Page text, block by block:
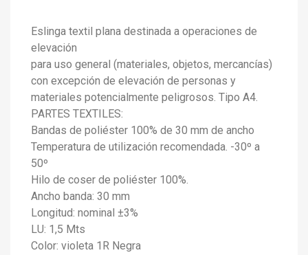
Crear una llista de desitjos
Connectar-se
Eslinga textil plana destinada a operaciones de
elevación
para uso general (materiales, objetos, mercancías)
con excepción de elevación de personas y
materiales potencialmente peligrosos. Tipo A4.
PARTES TEXTILES:
Bandas de poliéster 100% de 30 mm de ancho
Temperatura de utilización recomendada. -30º a
50º
Hilo de coser de poliéster 100%.
Ancho banda: 30 mm
Longitud: nominal ±3%
LU: 1,5 Mts
Color: violeta 1R Negra